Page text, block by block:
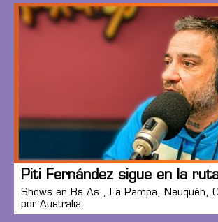
Piti Fernández sigue en la
Shows en Bs.As., La Pampa, Neuquén,
por Australia.